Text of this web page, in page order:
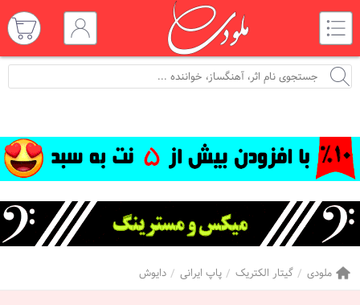
ملودی گیتار الکتریک پاپ ایرانی دایوش